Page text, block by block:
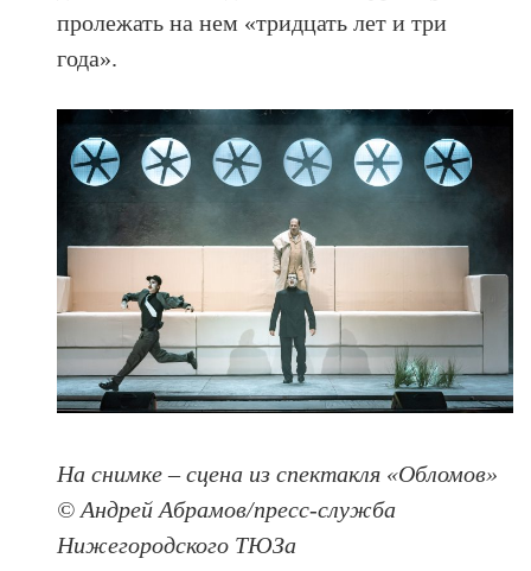
пролежать на нем «тридцать лет и три
года».
На снимке – сцена из спектакля «Обломов»
© Андрей Абрамов/пресс-служба
Нижегородского ТЮЗа